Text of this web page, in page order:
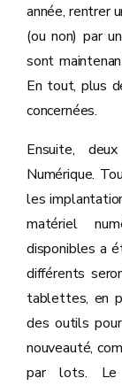
année, rentrer
(ou non) par
sont
En tout, plus
concernées.
Ensuite,
Numérique.
les
matériel
disponibles a
différents
tablettes, en
des outils
nouveauté,
par lots. Le